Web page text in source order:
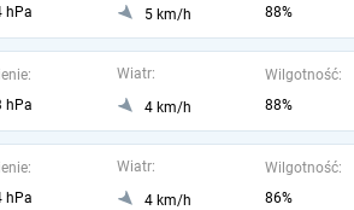
hPa
5 km/h
88%
hPa
Wiatr:
4 km/h
Wilgotność:
88%
hPa
Wiatr:
4 km/h
Wilgotność:
86%